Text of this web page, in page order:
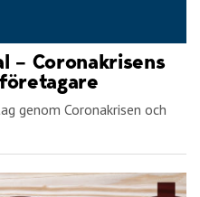
– Coronakrisens
genom Coronakrisen och